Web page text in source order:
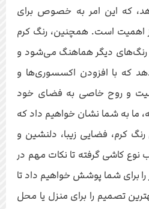
که این امر به خصوص برای
اهمیت است. همچنین، رنگ کرم
رنگ‌های دیگر هماهنگ می‌شود و
که با افزودن اکسسوری‌ها و
و روح خاصی به فضای خود
ما به شما نشان خواهیم داد که
کرم، فضایی زیبا، دلنشین و
نوع کاشی گرفته تا نکات مهم در
برای شما پوشش خواهیم داد تا
تصمیم را برای منزل یا محل